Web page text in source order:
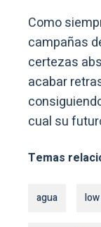
Como
campañas
certezas
acabar
cual su
Temas
agua